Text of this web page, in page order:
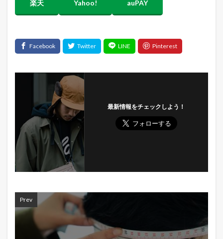
楽天 Yahoo! auPAY
最新情報をチェックしよう！
Prev